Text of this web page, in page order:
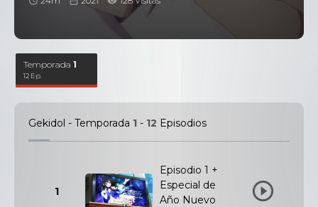
Temporada1
12 Ep.
Gekidol - Temporada 1 - 12 Episodios
1
Episodio 1 +
Especial de
Año Nuevo